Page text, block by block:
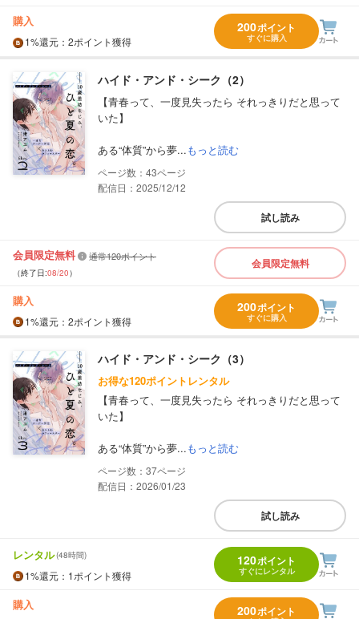
購入
1%還元 ：2ポイント獲得
200ポイント
すぐに購入
ハイド・アンド・シーク（2）
【青春って、一度見失ったら それっきりだと思って
いた】
ある“体質”から夢...もっと読む
43
配信日：2025/12/12
試し読み
会員限定無料 通常120ポイント
（終了日:08/20）
会員限定無料
購入
1%還元 ：2ポイント獲得
200ポイント
すぐに購入
ハイド・アンド・シーク（3）
お得な120ポイントレンタル
【青春って、一度見失ったら それっきりだと思って
いた】
ある“体質”から夢...もっと読む
37
配信日：2026/01/23
試し読み
レンタル(48時間)
1%還元 ：1ポイント獲得
120ポイント
すぐにレンタル
購入 200ポイント